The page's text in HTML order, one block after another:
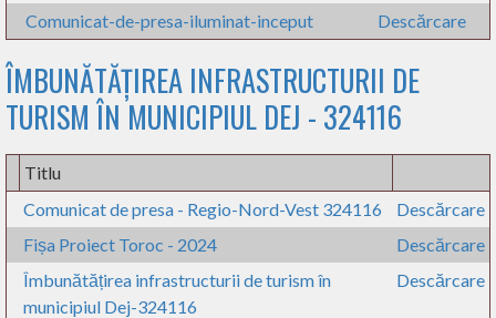
Comunicat-de-presa-iluminat-inceput
Descărcare
ÎMBUNĂTĂȚIREA INFRASTRUCTURII DE
TURISM ÎN MUNICIPIUL DEJ - 324116
Titlu
Comunicat de presa - Regio-Nord-Vest 324116
Descărcare
Fișa Proiect Toroc - 2024
Descărcare
Îmbunătățirea infrastructurii de turism în
municipiul Dej-324116
Descărcare